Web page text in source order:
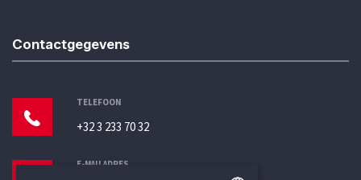
Contactgegevens
TELEFOON
+32 3 233 70 32
E-MAILADRES